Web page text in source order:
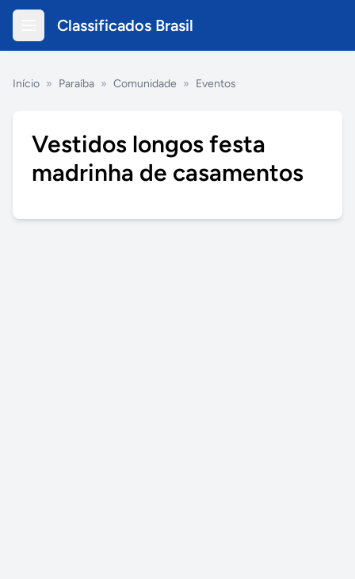
Classificados Brasil
Início » Paraíba » Comunidade » Eventos
Vestidos longos festa
madrinha de casamentos